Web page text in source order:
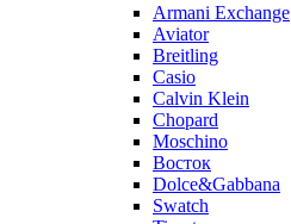
Armani Exchange
Aviator
Breitling
Casio
Calvin Klein
Chopard
Moschino
Восток
Dolce&Gabbana
Swatch